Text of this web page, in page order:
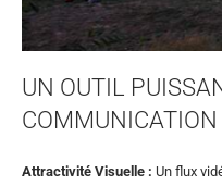
UN OUTIL
COMMUNICATION
Attractivité Visuelle : Un flux